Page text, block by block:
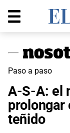
Paso a paso
A-S-A: el
prolongar
teñido